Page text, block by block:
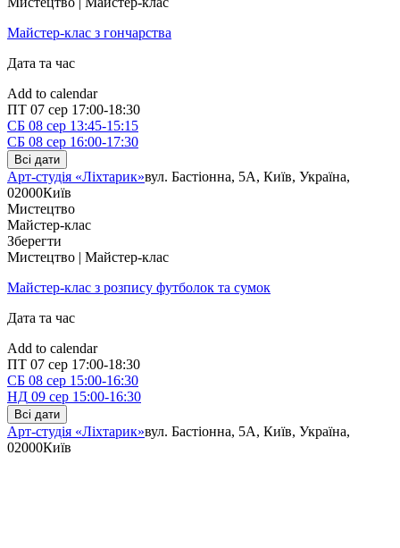
Майстер-клас з гончарства
Дата та час
Add to calendar
ПТ 07 сер 17:00-18:30
СБ 08 сер 13:45-15:15
СБ 08 сер 16:00-17:30
Всі дати
Арт-студія «Ліхтарик»вул. Бастіонна, 5А, Київ, Україна,
02000Київ
Мистецтво
Майстер-клас
Зберегти
Мистецтво | Майстер-клас
Майстер-клас з розпису футболок та сумок
Дата та час
Add to calendar
ПТ 07 сер 17:00-18:30
СБ 08 сер 15:00-16:30
НД 09 сер 15:00-16:30
Всі дати
Арт-студія «Ліхтарик»вул. Бастіонна, 5А, Київ, Україна,
02000Київ